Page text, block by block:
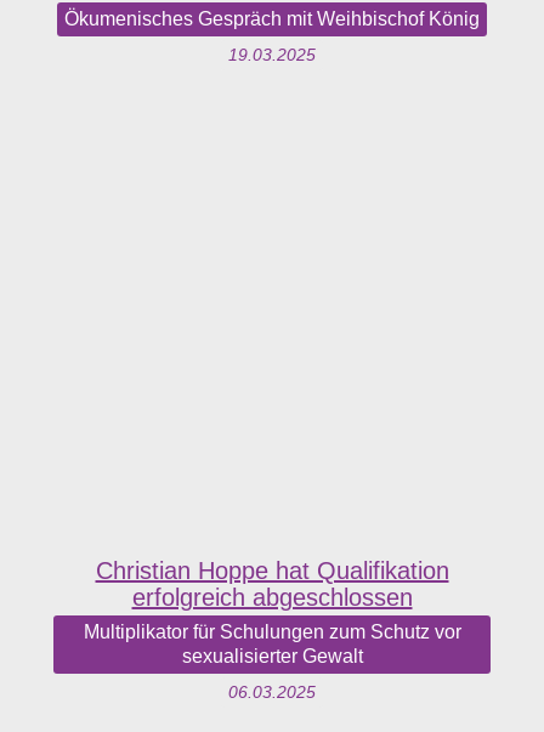
Ökumenisches Gespräch mit Weihbischof König
19.03.2025
Christian Hoppe hat Qualifikation
erfolgreich abgeschlossen
Multiplikator für Schulungen zum Schutz vor
sexualisierter Gewalt
06.03.2025